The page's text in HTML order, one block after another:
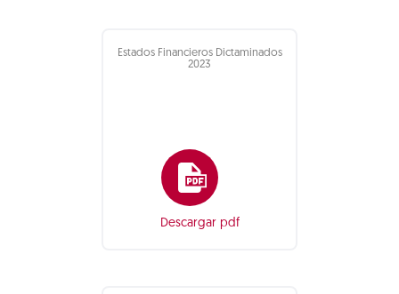
Estados Financieros Dictaminados
2023
Descargar pdf